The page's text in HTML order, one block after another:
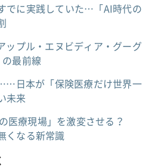
でに実践していた…「AI時代の
ップル・エヌビディア・グーグ
最前線
日本が「保険医療だけ世界一
未来
医療現場」を激変させる？
くなる新常識